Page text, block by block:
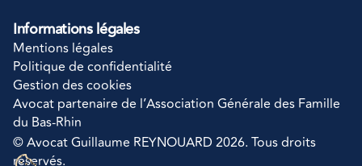
Informations légales
Mentions légales
Politique de confidentialité
Gestion des cookies
Avocat partenaire de l’Association Générale des Famille
du Bas-Rhin
© Avocat Guillaume REYNOUARD 2026. Tous droits
réservés.